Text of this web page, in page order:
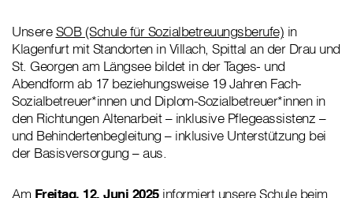
UnsereSOB (Schule für Sozialbetreuungsberufe) in
Klagenfurt mit Standorten in Villach, Spittal an der Drau und
St. Georgen am Längsee bildet in der Tages- und
Abendform ab 17 beziehungsweise 19 Jahren Fach-
Sozialbetreuer*innen und Diplom-Sozialbetreuer*innen in
den Richtungen Altenarbeit – inklusive Pflegeassistenz –
und Behindertenbegleitung – inklusive Unterstützung bei
der Basisversorgung – aus.
Am Freitag, 12. Juni 2025informiert unsere Schule beim